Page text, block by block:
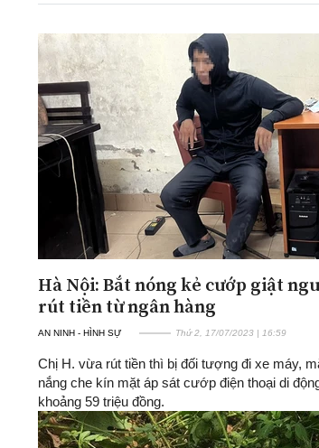
Thế giới
ĐA CHIỀU
Quan điểm
Xi nhan Trái Phải
Bạn đọc viết
Hà Nội: Bắt nóng kẻ cướp giật
rút tiền từ ngân hàng
AN NINH - HÌNH SỰ Thứ 2, 17/07/2023 | 16:59
Chị H. vừa rút tiền thì bị đối tượng đi xe máy,
nắng che kín mặt áp sát cướp điện thoại di
khoảng 59 triệu đồng.